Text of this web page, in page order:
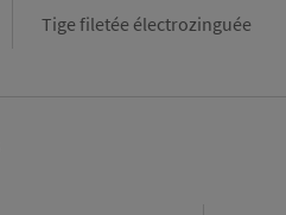
Tige filetée électrozinguée